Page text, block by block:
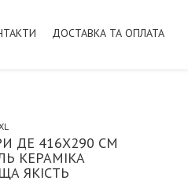
ДОСТАВКА ТА ОПЛАТА
ДЕ 416X290 СМ
КЕРАМІКА
ЯКІСТЬ